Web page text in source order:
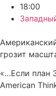
18:00
грозит
«…Если план
American